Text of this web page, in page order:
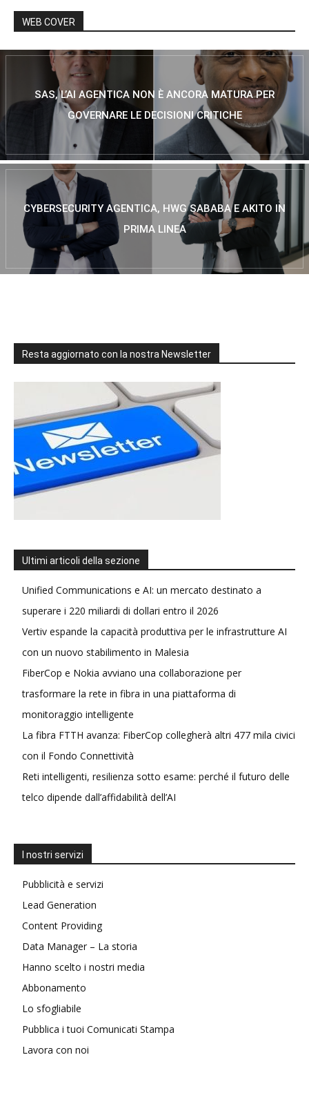
WEB COVER
SAS, L’AI AGENTICA NON È ANCORA MATURA PER
GOVERNARE LE DECISIONI CRITICHE
CYBERSECURITY AGENTICA, HWG SABABA E AKITO IN
PRIMA LINEA
Resta aggiornato con la nostra Newsletter
Ultimi articoli della sezione
Unified Communications e AI: un mercato destinato a
superare i 220 miliardi di dollari entro il 2026
Vertiv espande la capacità produttiva per le infrastrutture AI
con un nuovo stabilimento in Malesia
FiberCop e Nokia avviano una collaborazione per
trasformare la rete in fibra in una piattaforma di
monitoraggio intelligente
La fibra FTTH avanza: FiberCop collegherà altri 477 mila civici
con il Fondo Connettività
Reti intelligenti, resilienza sotto esame: perché il futuro delle
telco dipende dall’affidabilità dell’AI
I nostri servizi
Pubblicità e servizi
Lead Generation
Content Providing
Data Manager – La storia
Hanno scelto i nostri media
Abbonamento
Lo sfogliabile
Pubblica i tuoi Comunicati Stampa
Lavora con noi